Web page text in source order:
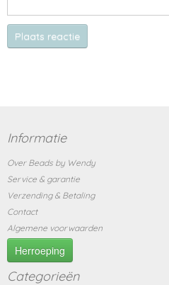
Plaats reactie
Informatie
Over Beads by Wendy
Service & garantie
Verzending & Betaling
Contact
Algemene voorwaarden
Herroeping
Categorieën